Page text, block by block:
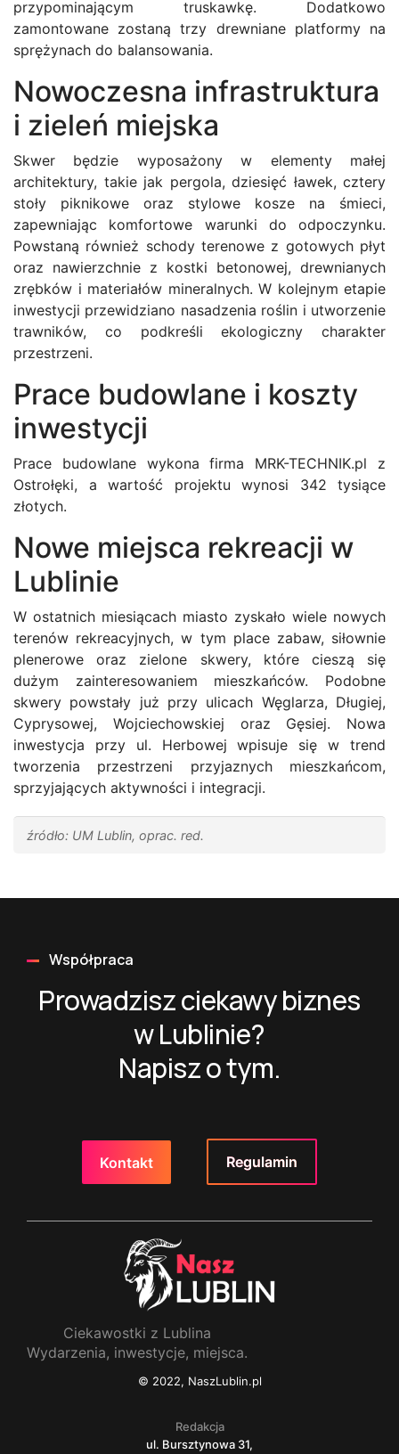
przypominającym truskawkę. Dodatkowo
zamontowane zostaną trzy drewniane platformy na
sprężynach do balansowania.
Nowoczesna infrastruktura
i zieleń miejska
Skwer będzie wyposażony w elementy małej
architektury, takie jak pergola, dziesięć ławek, cztery
stoły piknikowe oraz stylowe kosze na śmieci,
zapewniając komfortowe warunki do odpoczynku.
Powstaną również schody terenowe z gotowych płyt
oraz nawierzchnie z kostki betonowej, drewnianych
zrębków i materiałów mineralnych. W kolejnym etapie
inwestycji przewidziano nasadzenia roślin i utworzenie
trawników, co podkreśli ekologiczny charakter
przestrzeni.
Prace budowlane i koszty
inwestycji
Prace budowlane wykona firma MRK-TECHNIK.pl z
Ostrołęki, a wartość projektu wynosi 342 tysiące
złotych.
Nowe miejsca rekreacji w
Lublinie
W ostatnich miesiącach miasto zyskało wiele nowych
terenów rekreacyjnych, w tym place zabaw, siłownie
plenerowe oraz zielone skwery, które cieszą się
dużym zainteresowaniem mieszkańców. Podobne
skwery powstały już przy ulicach Węglarza, Długiej,
Cyprysowej, Wojciechowskiej oraz Gęsiej. Nowa
inwestycja przy ul. Herbowej wpisuje się w trend
tworzenia przestrzeni przyjaznych mieszkańcom,
sprzyjających aktywności i integracji.
źródło: UM Lublin, oprac. red.
Współpraca
Prowadzisz ciekawy biznes
w Lublinie?
Napisz o tym.
Kontakt Regulamin
Ciekawostki z Lublina
Wydarzenia, inwestycje, miejsca.
© 2022, NaszLublin.pl
Redakcja
ul. Bursztynowa 31,